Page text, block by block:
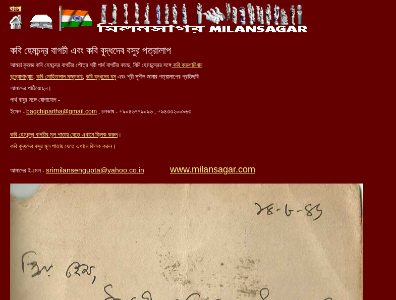
কবি হেমচন্দ্র বাগচী এবং কবি বুদ্ধদেব বসুর পত্রালাপ
আমরা কৃতজ্ঞ কবি হেমচন্দ্র বাগচীর পৌত্র শ্রী পার্থ বাগচীর কাছে, যিনি হেমচন্দ্রের সঙ্গে কবি করুণানিধান
বন্দ্যোপাধ্যায়, কবি মোহিতলাল মজুমদার, কবি বুদ্ধদেব বসু এবং শ্রী সুশীল জানার পত্রালাপের প্রতিছবি
আমাদের পাঠিয়েছেন।
পার্থ বাবুর সঙ্গে যোগাযোগ -
ইমেল - bagchipartha@gmail.com , চলভাষ - +৯০৪৬৭৭৯০৯৬ , +৯৪৩৩২০০৯৬৩
কবি হেমচন্দ্র বাগচীর মূল পাতায় যেতে এখানে ক্লিক করুন।
কবি বুদ্ধদেব বসুর মূল পাতায় যেতে এখানে ক্লিক করুন।
আমাদের ই-মেল - srimilansengupta@yahoo.co.in www.milansagar.com
বাংলা